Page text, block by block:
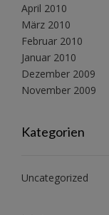
April 2010
März 2010
Februar 2010
Januar 2010
Dezember 2009
November 2009
Kategorien
Uncategorized